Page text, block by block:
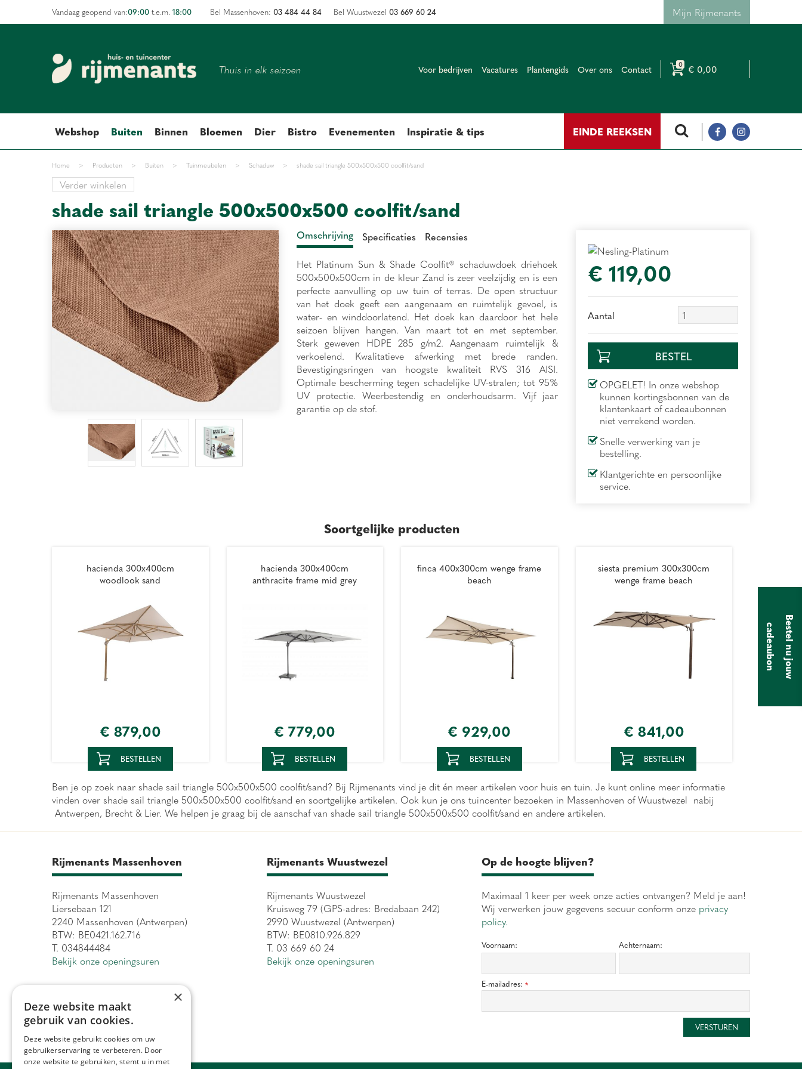
Home > Producten > Buiten > Tuinmeubelen > Schaduw > shade sail triangle 500x500x500 coolfit/sand
Vandaag geopend van:09:00 t.e.m. 18:00 Mijn Rijmenants
Thuis in elk seizoen Voor bedrijven Vacatures Plantengids Over ons Contact € 0,00
Webshop EINDE REEKSEN
Buiten Binnen Bloemen Dier Bistro Evenementen Inspiratie & tips
Bel Massenhoven: 03 484 44 84 Bel Wuustwezel 03 669 60 24
Verder winkelen
shade sail triangle 500x500x500 coolfit/sand
€ 119,00
Aantal
OPGELET! In onze webshop
kunnen kortingsbonnen van de
klantenkaart of cadeaubonnen
niet verrekend worden.
Snelle verwerking van je
bestelling.
Klantgerichte en persoonlijke
service.
Omschrijving Specificaties Recensies
Het Platinum Sun & Shade Coolfit® schaduwdoek driehoek
500x500x500cm in de kleur Zand is zeer veelzijdig en is een
perfecte aanvulling op uw tuin of terras. De open structuur
van het doek geeft een aangenaam en ruimtelijk gevoel, is
water- en winddoorlatend. Het doek kan daardoor het hele
seizoen blijven hangen. Van maart tot en met september.
Sterk geweven HDPE 285 g/m2. Aangenaam ruimtelijk &
verkoelend. Kwalitatieve afwerking met brede randen.
Bevestigingsringen van hoogste kwaliteit RVS 316 AISI.
Optimale bescherming tegen schadelijke UV-stralen; tot 95%
UV protectie. Weerbestendig en onderhoudsarm. Vijf jaar
garantie op de stof.
Soortgelijke producten
hacienda 300x400cm
woodlook sand
€ 879,00
BESTELLEN
hacienda 300x400cm
anthracite frame mid grey
€ 779,00
BESTELLEN
finca 400x300cm wenge frame
beach
€ 929,00
BESTELLEN
siesta premium 300x300cm
wenge frame beach
€ 841,00
BESTELLEN
Ben je op zoek naar shade sail triangle 500x500x500 coolfit/sand? Bij Rijmenants vind je dit én meer artikelen voor huis en tuin. Je kunt online meer informatie
vinden over shade sail triangle 500x500x500 coolfit/sand en soortgelijke artikelen. Ook kun je ons tuincenter bezoeken in Massenhoven of Wuustwezel nabij
Antwerpen, Brecht & Lier. We helpen je graag bij de aanschaf van shade sail triangle 500x500x500 coolfit/sand en andere artikelen.
Rijmenants Massenhoven
Rijmenants Massenhoven
Liersebaan 121
2240 Massenhoven (Antwerpen)
BTW: BE0421.162.716
T. 034844484
Bekijk onze openingsuren
Rijmenants Wuustwezel
Rijmenants Wuustwezel
Kruisweg 79 (GPS-adres: Bredabaan 242)
2990 Wuustwezel (Antwerpen)
BTW: BE0810.926.829
T. 03 669 60 24
Bekijk onze openingsuren
Op de hoogte blijven?
Maximaal 1 keer per week onze acties ontvangen? Meld je aan!
Wij verwerken jouw gegevens secuur conform onze privacy
policy.
Voornaam: Achternaam:
E-mailadres: *
B
e
s
t
e
l
n
u
j
o
u
w
ca
d
e
a
u
b
o
n
×
Deze website maakt
gebruik van cookies.
Deze website gebruikt cookies om uw
gebruikerservaring te verbeteren. Door
onze website te gebruiken, stemt u in met